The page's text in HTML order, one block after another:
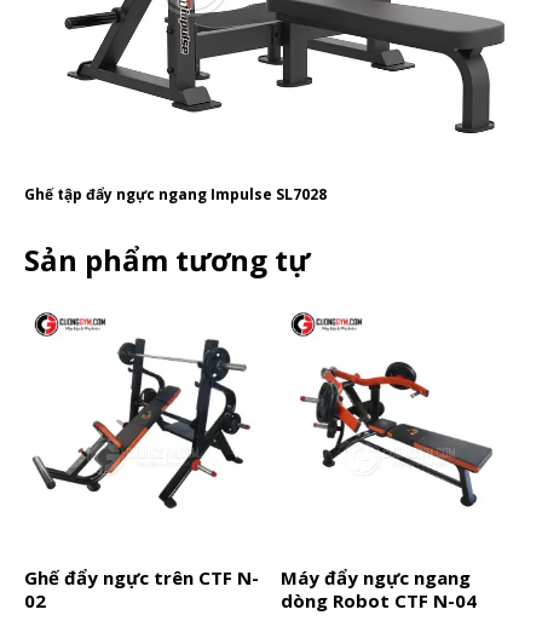
Ghế tập đẩy ngực ngang Impulse SL7028
Sản phẩm tương tự
Ghế đẩy ngực trên CTF N-
02
Máy đẩy ngực ngang
dòng Robot CTF N-04